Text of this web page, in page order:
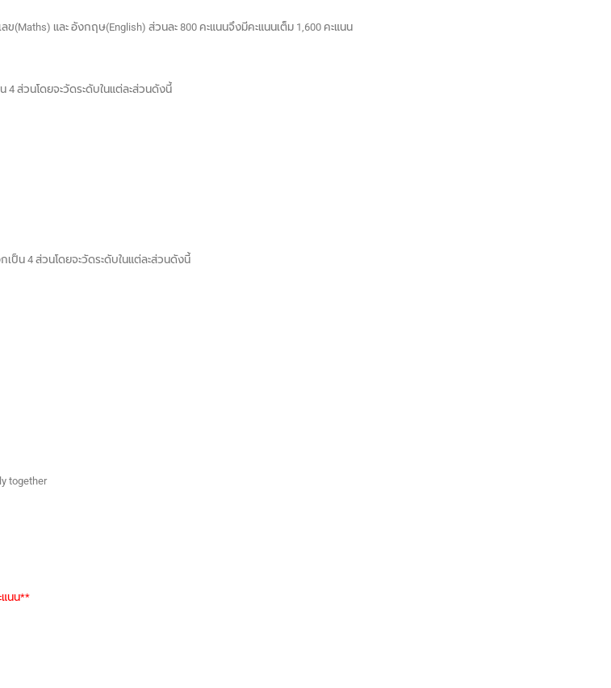
และ อังกฤษ(English) ส่วนละ 800 คะแนนจึงมีคะแนนเต็ม 1,600 คะแนน
4 ส่วนโดยจะวัดระดับในแต่ละส่วนดังนี้
ป็น 4 ส่วนโดยจะวัดระดับในแต่ละส่วนดังนี้
together
แนน**